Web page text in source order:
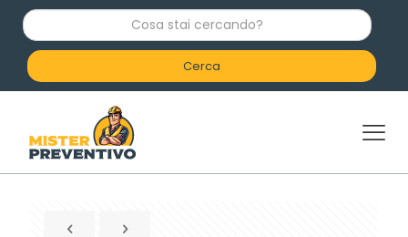
C
o
a
c
e